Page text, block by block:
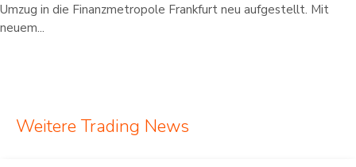
Umzug in die Finanzmetropole Frankfurt neu aufgestellt. Mit
neuem...
Weitere Trading News